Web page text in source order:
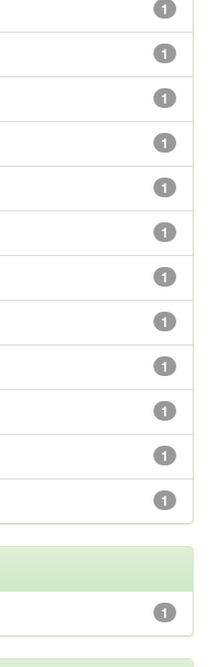
1
1
1
1
1
1
1
1
1
1
1
1
1